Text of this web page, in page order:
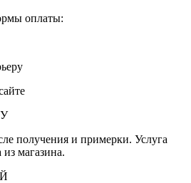
оплаты:
получения и примерки. Услуга
магазина.